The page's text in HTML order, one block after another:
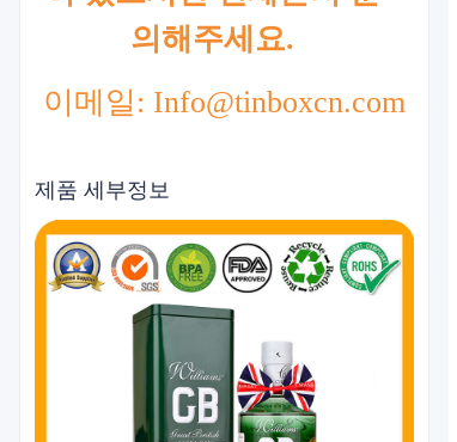
의해주세요.
이메일: Info@tinboxcn.com
제품 세부정보